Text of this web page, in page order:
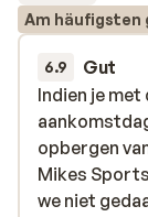
Am häufigsten
6.9 Gut
Indien je
opbergen
Mikes
we niet
Indien je
opbergen
Mikes
we niet